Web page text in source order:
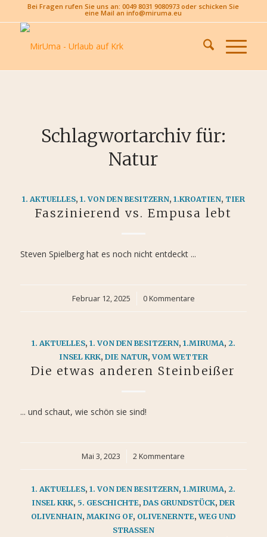
Bei Fragen rufen Sie uns an: 0049 8031 9080973 oder schicken Sie
eine Mail an info@miruma.eu
Schlagwortarchiv für:
Natur
1. AKTUELLES, 1. VON DEN BESITZERN, 1.KROATIEN, TIER
Faszinierend vs. Empusa lebt
Steven Spielberg hat es noch nicht entdeckt ...
Februar 12, 2025
/ 0 Kommentare
1. AKTUELLES, 1. VON DEN BESITZERN, 1.MIRUMA, 2.
INSEL KRK, DIE NATUR,VOM WETTER
Die etwas anderen Steinbeißer
... und schaut, wie schön sie sind!
Mai 3, 2023
/ 2 Kommentare
1. AKTUELLES, 1. VON DEN BESITZERN, 1.MIRUMA, 2.
INSEL KRK, 5. GESCHICHTE,DAS GRUNDSTÜCK,DER
OLIVENHAIN,MAKING OF, OLIVENERNTE,WEG UND
STRASSEN